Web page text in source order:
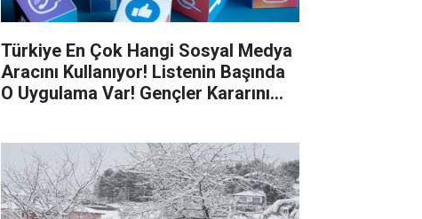
Türkiye En Çok Hangi Sosyal Medya
Aracını Kullanıyor! Listenin Başında
O Uygulama Var! Gençler Kararını